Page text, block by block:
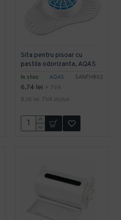
In stoc AQAS SANFH802
Sita pentru pisoar cu
pastila odorizanta, AQAS
6,74 lei + TVA
8,16 lei TVA inclus